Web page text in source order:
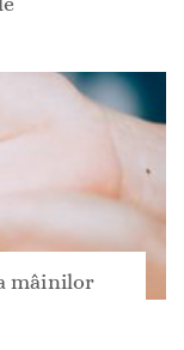
mâinilor